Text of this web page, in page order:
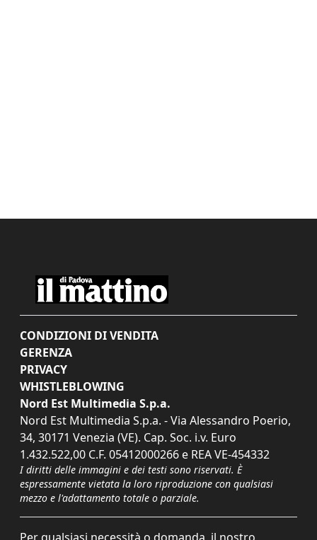
CONDIZIONI DI VENDITA
GERENZA
PRIVACY
WHISTLEBLOWING
Nord Est Multimedia S.p.a.
Nord Est Multimedia S.p.a. - Via Alessandro Poerio,
34, 30171 Venezia (VE). Cap. Soc. i.v. Euro
1.432.522,00 C.F. 05412000266 e REA VE-454332
I diritti delle immagini e dei testi sono riservati. È
espressamente vietata la loro riproduzione con qualsiasi
mezzo e l'adattamento totale o parziale.